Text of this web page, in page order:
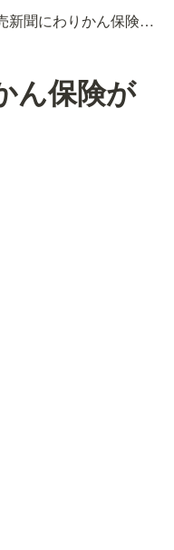
読売新聞にわりかん保険が掲載されました
ん保険が